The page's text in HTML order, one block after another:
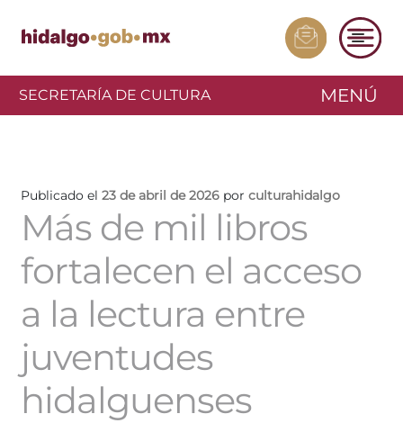
SECRETARÍA DE CULTURA MENÚ
Publicado el 23 de abril de 2026 por culturahidalgo
Más de mil libros
fortalecen el acceso
a la lectura entre
juventudes
hidalguenses